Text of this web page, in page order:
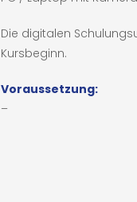
Die digitalen
Kursbeginn.
Voraussetzung:
–